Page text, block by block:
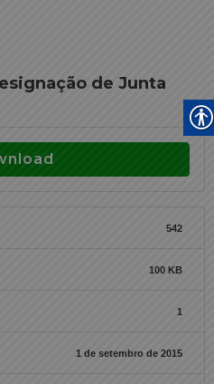
de Junta
542
100 KB
1
1 de setembro de 2015